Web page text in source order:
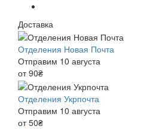
Доставка
Отделения Новая Почта
Отправим 10 августа
от 90₴
Отделения Укрпочта
Отправим 10 августа
от 50₴